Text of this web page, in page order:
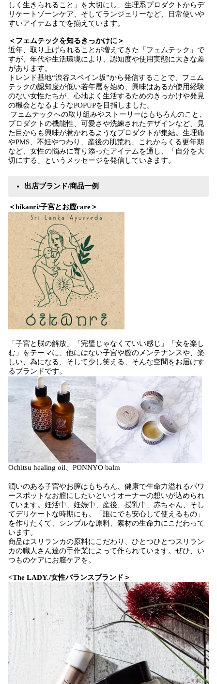
しく生きられること」を大切にし、生理系プロダクトからデ
リケートゾーンケア、そしてランジェリーなど、日常使いや
すいアイテムまでを揃えています。
＜フェムテックを知るきっかけに＞
近年、取り上げられることが増えてきた「フェムテック」で
すが、年代や生活環境により、認知度や使用実態に大きな差
があります。
トレンド基地“渋谷スペイン坂”から発信することで、フェム
テックの認知度が低い若年層を始め、興味はあるが使用経験
のない女性たちが、心地よく生活するためのきっかけや発見
の機会となるようなPOPUPを目指しました。
フェムテックへの取り組みやストーリーはもちろんのこと、
プロダクトの機能性、可愛さや洗練されたデザインなど、見
た目からも興味が惹かれるようなプロダクトが集結。生理痛
やPMS、不妊やつわり、産後の肌荒れ、これからくる更年期
など、女性の悩みに寄り添ったアイテムを通し、「自分を大
切にする」というメッセージを発信していきます。
出店ブランド/商品一例
＜bikanri/子宮とお膣care＞
「子宮と脳の解放」「完璧じゃなくていい感じ」「女を楽し
む」をテーマに、他にはない子宮や膣のメンテナンスや、楽
しい、為になる、そして少し笑える、そんな空間をお届けす
るブランドです。
Ochitsu healing oil、PONNYO balm
潤いのある子宮やお膣はもちろん、健康で生命力溢れるパワ
ースポットなお膣にしたいというオーナーの想いが込められ
ています。妊活中、妊娠中、産後、授乳中、赤ちゃん、そし
てデリケートな時期にも。「誰にでも安心して使えるもの」
を作りたくて、シンプルな原料、素材の生命力にこだわって
います。
商品はスリランカの原料にこだわり、ひとつひとつスリラン
カの職人さん達の手作業によって作られています。ぜひ、い
つものケアにお膣ケアを。
<The LADY./女性バランスブランド＞